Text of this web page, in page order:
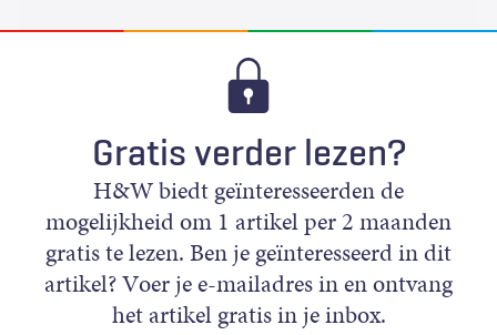
Gratis verder lezen?
H&W biedt geïnteresseerden de
mogelijkheid om 1 artikel per 2 maanden
gratis te lezen. Ben je geïnteresseerd in dit
artikel? Voer je e-mailadres in en ontvang
het artikel gratis in je inbox.